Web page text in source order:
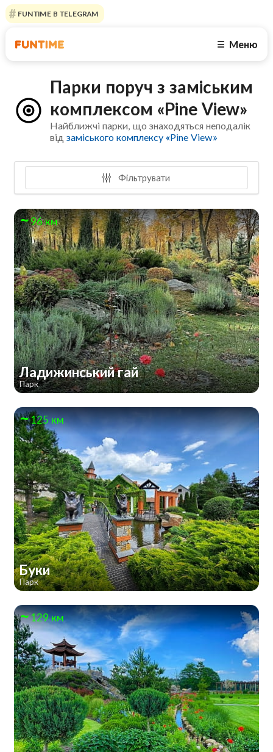
FUNTIME В TELEGRAM
☰ Меню
Парки поруч з заміським
комплексом «Pine View»
Найближчі парки, що знаходяться неподалік
відзаміського комплексу «Pine View»
Фільтрувати
96 км
Ладижинський гай
Парк
125 км
Буки
Парк
129 км